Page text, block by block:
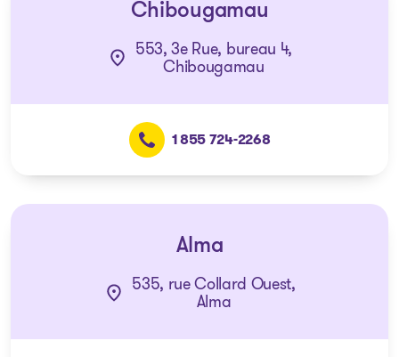
Chibougamau
553, 3e Rue, bureau 4,
Chibougamau
1 855 724-2268
Alma
535, rue Collard Ouest,
Alma